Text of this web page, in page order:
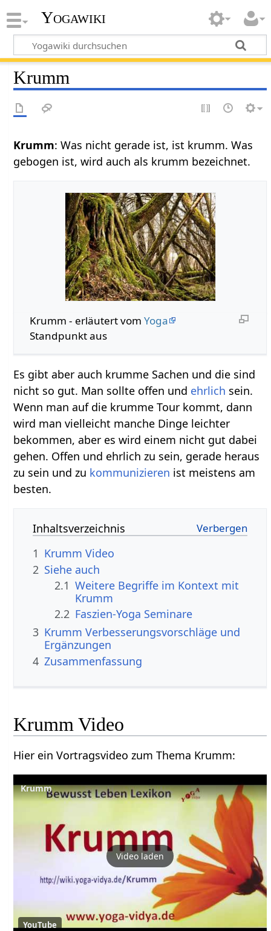
Yogawiki
Krumm
: Was nicht gerade ist, ist krumm. Was
gebogen ist, wird auch als krumm bezeichnet.
Krumm‏‎ - erläutert vom Yoga
Standpunkt aus
Es gibt aber auch krumme Sachen und die sind
nicht so gut. Man sollte offen und ehrlich sein.
Wenn man auf die krumme Tour kommt, dann
wird man vielleicht manche Dinge leichter
bekommen, aber es wird einem nicht gut dabei
gehen. Offen und ehrlich zu sein, gerade heraus
zu sein und zu kommunizieren ist meistens am
besten.
Inhaltsverzeichnis
1
Krumm‏‎ Video
2 Siehe auch
2.1 Weitere Begriffe im Kontext mit
2.2 Faszien-Yoga Seminare
3 Krumm‏‎ Verbesserungsvorschläge und
Ergänzungen
4 Zusammenfassung
Krumm‏‎ Video
Hier ein Vortragsvideo zum Thema Krumm‏‎:
Krumm
Video laden
YouTube